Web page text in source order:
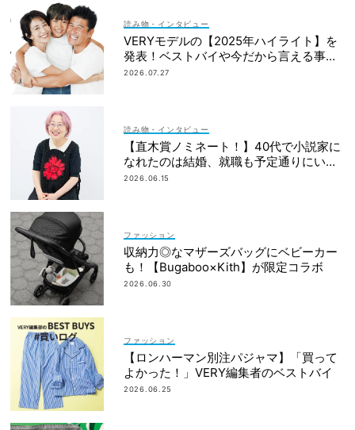
読み物・インタビュー
VERYモデルの【2025年ハイライト】を
発表！ベストバイや今だから言える事件
簿も大公開
2026.07.27
読み物・インタビュー
【直木賞ノミネート！】40代で小説家に
なれたのは結婚、就職も予定通りにいか
なかったから｜朝倉かすみさん
2026.06.15
ファッション
収納力◎なマザーズバッグにベビーカー
も！【Bugaboo×Kith】が限定コラボ
2026.06.30
ファッション
【ロンハーマン別注パジャマ】「買って
よかった！」VERY編集者のベストバイ
2026.06.25